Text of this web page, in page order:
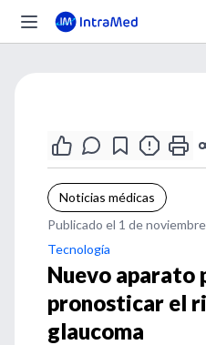
Noticias médicas
Publicado el 1 de
Tecnología
Nuevo aparato
pronosticar el
glaucoma